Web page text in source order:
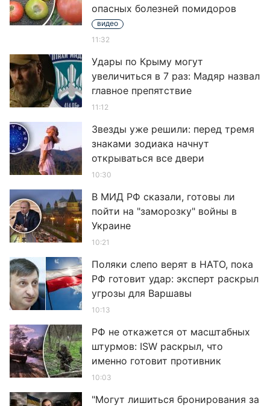
опасных болезней помидоров
видео
11:32
Удары по Крыму могут
увеличиться в 7 раз: Мадяр назвал
главное препятствие
11:12
Звезды уже решили: перед тремя
знаками зодиака начнут
открываться все двери
10:30
В МИД РФ сказали, готовы ли
пойти на "заморозку" войны в
Украине
10:21
Поляки слепо верят в НАТО, пока
РФ готовит удар: эксперт раскрыл
угрозы для Варшавы
10:13
РФ не откажется от масштабных
штурмов: ISW раскрыл, что
именно готовит противник
10:03
"Могут лишиться бронирования за